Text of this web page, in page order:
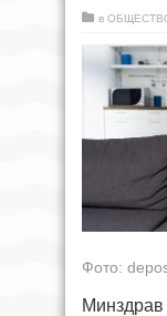
в
Фото:
Минздрав